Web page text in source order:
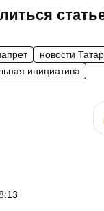
новости
инициатива